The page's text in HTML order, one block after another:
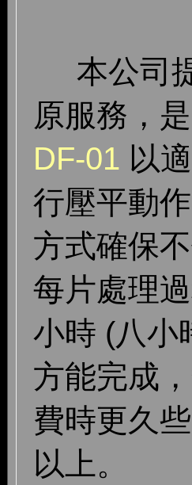
本公司
原服務，
DF-01 以
行壓平動
方式確保
每片處理
小時 (八小
方能完成
費時更久
以上。